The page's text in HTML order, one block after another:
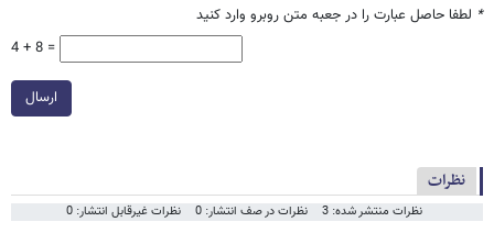
* لطفا حاصل عبارت را در جعبه متن روبرو وارد کنید
4 + 8 =
ارسال
نظرات
نظرات منتشر شده: 3 نظرات در صف انتشار: 0 نظرات غیرقابل انتشار: 0